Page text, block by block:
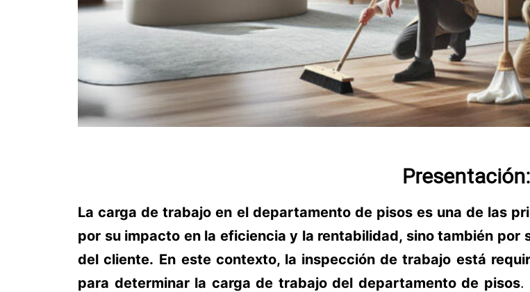
Presentación:
La carga de trabajo en el departamento de pisos es una de las
por su impacto en la eficiencia y la rentabilidad, sino también
del cliente. En este contexto, la inspección de trabajo está
para determinar la carga de trabajo del departamento de pisos.